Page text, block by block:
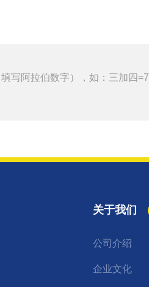
写阿拉伯数字），如：三加四=7
关于我们
公司介绍
企业文化